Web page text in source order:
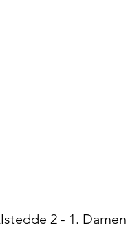
2 - 1.